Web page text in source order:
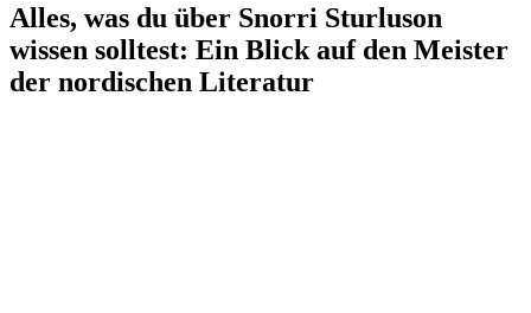
Alles, was du über Snorri Sturluson
wissen solltest: Ein Blick auf den Meister
der nordischen Literatur